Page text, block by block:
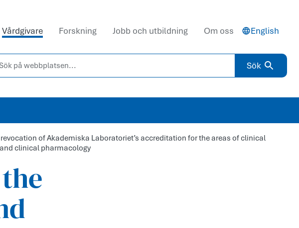
Vårdgivare Forskning Jobb och utbildning Om oss English
på webbplatsen...
Sök
of Akademiska Laboratoriet’s accreditation for the areas of clinical
clinical pharmacology